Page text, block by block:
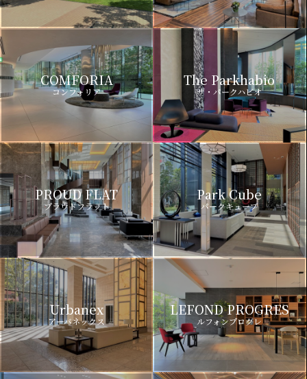
COMFORIA
コンフォリア
The Parkhabio
ザ・パークハビオ
PROUD FLAT
プラウドフラット
Park Cube
パークキューブ
Urbanex
アーバネックス
LEFOND PROGRES
ルフォンプログレ